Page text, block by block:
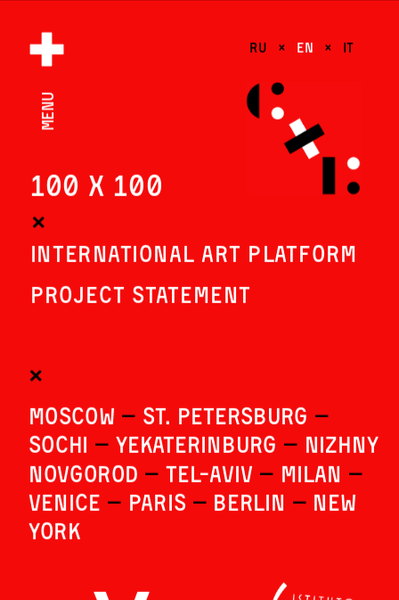
100 х 100
×
PROJECT STATEMENT
RU
  ×
EN
   ×
IT
menu
×
MOSCOW — ST. PETERSBURG —
Sochi — YEKATERINBURG — NIZHNY
NOVGOROD — Tel-Aviv — Milan
VENICE — PariS — Berlin — New
York